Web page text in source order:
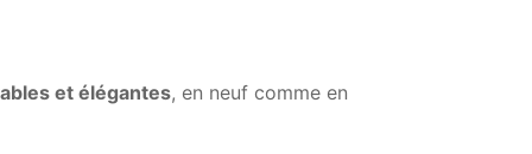
et élégantes, en neuf comme en